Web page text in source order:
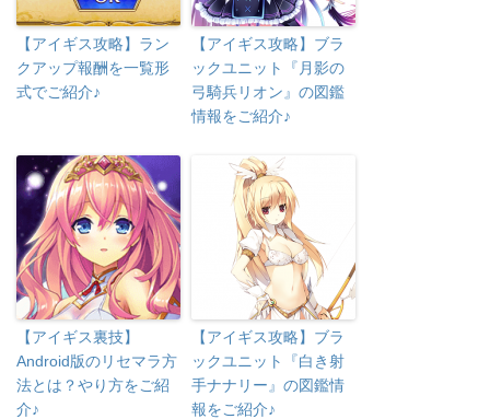
【アイギス攻略】ラン
クアップ報酬を一覧形
式でご紹介♪
【アイギス攻略】ブラ
ックユニット『月影の
弓騎兵リオン』の図鑑
情報をご紹介♪
【アイギス裏技】
Android版のリセマラ方
法とは？やり方をご紹
介♪
【アイギス攻略】ブラ
ックユニット『白き射
手ナナリー』の図鑑情
報をご紹介♪